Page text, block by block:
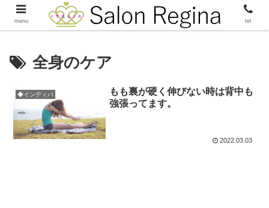
全身のケア
◆インディバ
もも裏が硬く伸びない時は背中も
強張ってます。
2022.03.03
menu tel